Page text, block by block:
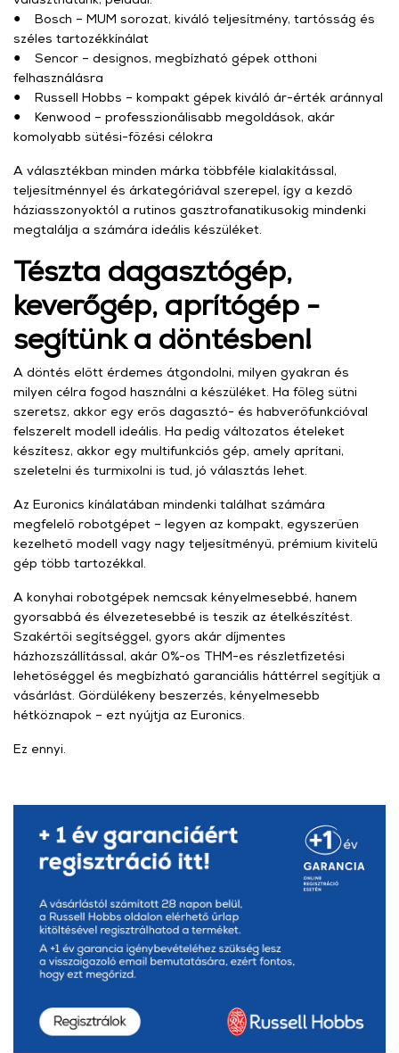
● Bosch – MUM sorozat, kiváló teljesítmény, tartósság és
széles tartozékkínálat
● Sencor – designos, megbízható gépek otthoni
felhasználásra
● Russell Hobbs – kompakt gépek kiváló ár-érték aránnyal
● Kenwood – professzionálisabb megoldások, akár
komolyabb sütési-főzési célokra
A választékban minden márka többféle kialakítással,
teljesítménnyel és árkategóriával szerepel, így a kezdő
háziasszonyoktól a rutinos gasztrofanatikusokig mindenki
megtalálja a számára ideális készüléket.
Tészta dagasztógép,
keverőgép, aprítógép -
segítünk a döntésben!
A döntés előtt érdemes átgondolni, milyen gyakran és
milyen célra fogod használni a készüléket. Ha főleg sütni
szeretsz, akkor egy erős dagasztó- és habverőfunkcióval
felszerelt modell ideális. Ha pedig változatos ételeket
készítesz, akkor egy multifunkciós gép, amely aprítani,
szeletelni és turmixolni is tud, jó választás lehet.
Az Euronics kínálatában mindenki találhat számára
megfelelő robotgépet – legyen az kompakt, egyszerűen
kezelhető modell vagy nagy teljesítményű, prémium kivitelű
gép több tartozékkal.
A konyhai robotgépek nemcsak kényelmesebbé, hanem
gyorsabbá és élvezetesebbé is teszik az ételkészítést.
Szakértői segítséggel, gyors akár díjmentes
házhozszállítással, akár 0%-os THM-es részletfizetési
lehetőséggel és megbízható garanciális háttérrel segítjük a
vásárlást. Gördülékeny beszerzés, kényelmesebb
hétköznapok – ezt nyújtja az Euronics.
Ez ennyi.